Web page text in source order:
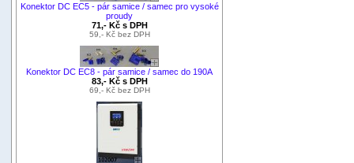
Konektor DC EC5 - pár samice / samec pro vysoké
proudy
71,- Kč s DPH
59,- Kč bez DPH
Konektor DC EC8 - pár samice / samec do 190A
83,- Kč s DPH
69,- Kč bez DPH